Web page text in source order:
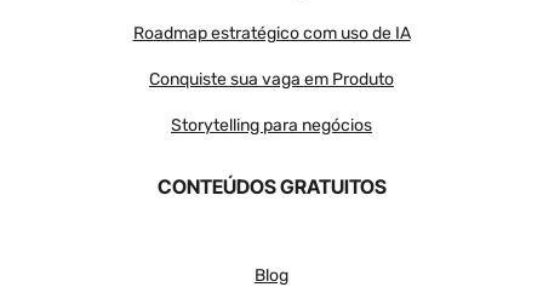
Roadmap estratégico com uso de IA
Conquiste sua vaga em Produto
Storytelling para negócios
CONTEÚDOS GRATUITOS
Blog